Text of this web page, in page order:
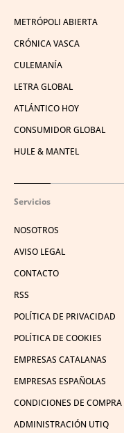
METRÓPOLI ABIERTA
CRÓNICA VASCA
CULEMANÍA
LETRA GLOBAL
ATLÁNTICO HOY
CONSUMIDOR GLOBAL
HULE & MANTEL
Servicios
NOSOTROS
AVISO LEGAL
CONTACTO
RSS
POLÍTICA DE PRIVACIDAD
POLÍTICA DE COOKIES
EMPRESAS CATALANAS
EMPRESAS ESPAÑOLAS
CONDICIONES DE COMPRA
ADMINISTRACIÓN UTIQ